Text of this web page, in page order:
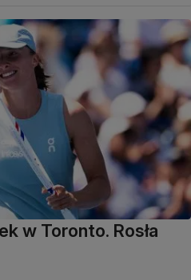
w Toronto. Rosła